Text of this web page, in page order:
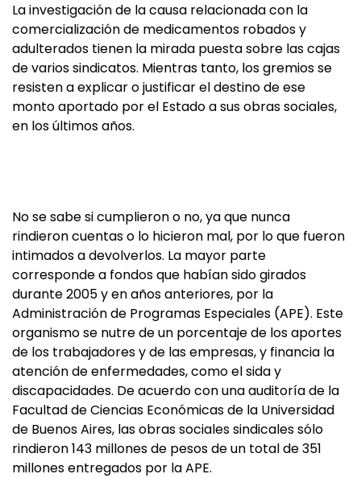
La investigación de la causa relacionada con la
comercialización de medicamentos robados y
adulterados tienen la mirada puesta sobre las cajas
de varios sindicatos. Mientras tanto, los gremios se
resisten a explicar o justificar el destino de ese
monto aportado por el Estado a sus obras sociales,
en los últimos años.
No se sabe si cumplieron o no, ya que nunca
rindieron cuentas o lo hicieron mal, por lo que fueron
intimados a devolverlos. La mayor parte
corresponde a fondos que habían sido girados
durante 2005 y en años anteriores, por la
Administración de Programas Especiales (APE). Este
organismo se nutre de un porcentaje de los aportes
de los trabajadores y de las empresas, y financia la
atención de enfermedades, como el sida y
discapacidades. De acuerdo con una auditoría de la
Facultad de Ciencias Económicas de la Universidad
de Buenos Aires, las obras sociales sindicales sólo
rindieron 143 millones de pesos de un total de 351
millones entregados por la APE.